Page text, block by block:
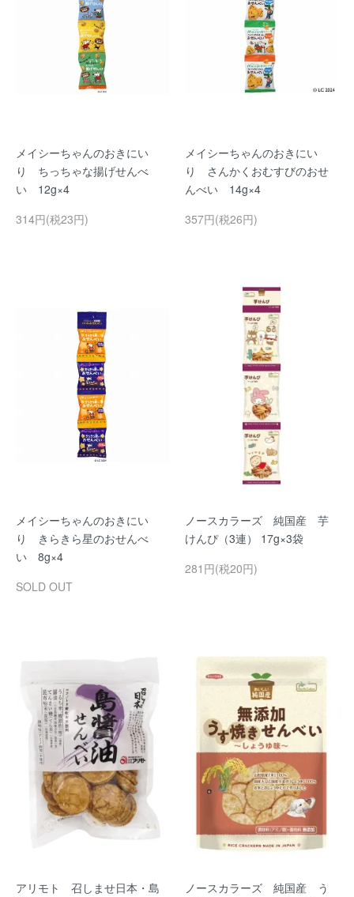
メイシーちゃんのおきにい
り ちっちゃな揚げせんべ
い 12g×4
314円(税23円)
メイシーちゃんのおきにい
り さんかくおむすびのおせ
んべい 14g×4
357円(税26円)
メイシーちゃんのおきにい
り きらきら星のおせんべ
い 8g×4
SOLD OUT
ノースカラーズ 純国産 芋
けんぴ（3連） 17g×3袋
281円(税20円)
アリモト 召しませ日本・島
ノースカラーズ 純国産 う